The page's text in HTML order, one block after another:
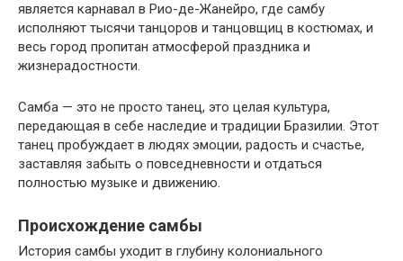
является карнавал в Рио-де-Жанейро, где самбу
исполняют тысячи танцоров и танцовщиц в костюмах, и
весь город пропитан атмосферой праздника и
жизнерадостности.
Самба — это не просто танец, это целая культура,
передающая в себе наследие и традиции Бразилии. Этот
танец пробуждает в людях эмоции, радость и счастье,
заставляя забыть о повседневности и отдаться
полностью музыке и движению.
Происхождение самбы
История самбы уходит в глубину колониального